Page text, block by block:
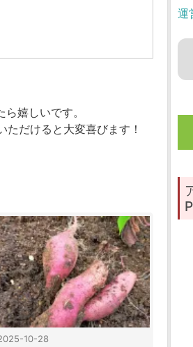
嬉しいです。
ただけると大変喜びます！
10-28
運